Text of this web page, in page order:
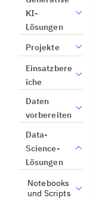
KI-
Lösungen
Projekte
Einsatzbere
iche
Daten
vorbereiten
Data-
Science-
Lösungen
Notebooks
und Scripts